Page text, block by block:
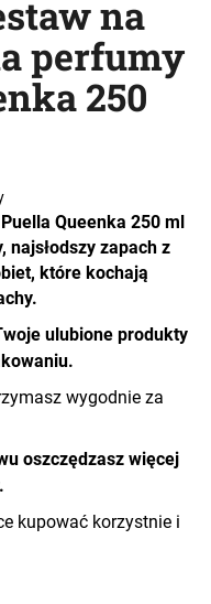
na
perfumy
250
Queenka 250 ml
najsłodszy zapach z
które kochają
.
ulubione produkty
wygodnie za
oszczędzasz więcej
kupować korzystnie i